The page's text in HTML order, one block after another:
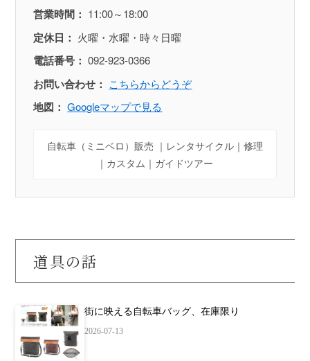
営業時間： 11:00～18:00
定休日： 火曜・水曜・時々日曜
電話番号： 092-923-0366
お問い合わせ： こちらからどうぞ
地図： Googleマップで見る
自転車（ミニベロ）販売 ｜レンタサイクル｜修理
｜カスタム｜ガイドツアー
道具の話
街に映える自転車バッグ、在庫限り
2026-07-13